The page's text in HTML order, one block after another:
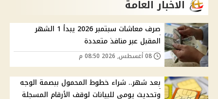
الاخبار العامة
صرف معاشات سبتمبر 2026 يبدأ 1 الشهر
المقبل عبر منافذ متعددة
بعد شهر.. شراء خطوط المحمول ببصمة الوجه
وتحديث يومي للبيانات لوقف الأرقام المسجلة